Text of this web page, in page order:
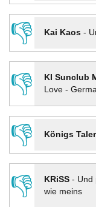
👎
Kai Kaos-
👎
KI Sunclub
Love -
👎
Königs Taler
👎
KRiSS- Und
wie meins